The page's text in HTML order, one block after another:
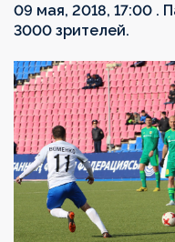
09 мая, 2018, 17:00 .
3000 зрителей.